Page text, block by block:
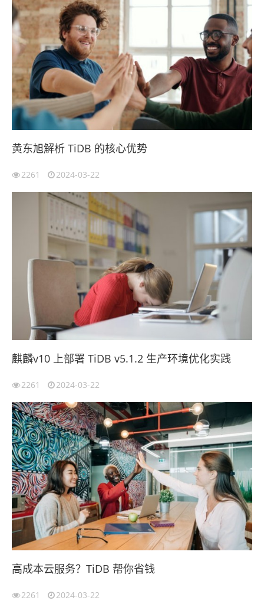
黄东旭解析 TiDB 的核心优势
2261 2024-03-22
麒麟v10 上部署 TiDB v5.1.2 生产环境优化实践
2261 2024-03-22
高成本云服务？TiDB 帮你省钱
2261 2024-03-22